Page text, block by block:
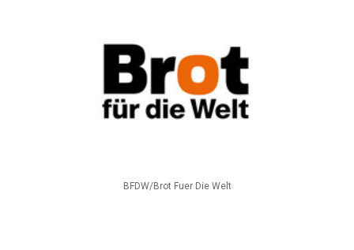
BFDW/Brot Fuer Die Welt